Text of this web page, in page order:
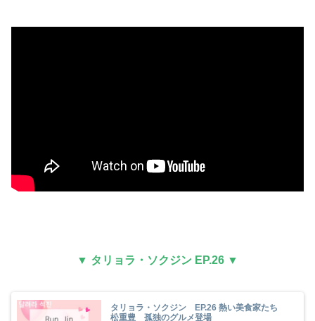
▼ タリョラ・ソクジン EP.26 ▼
タリョラ・ソクジン EP.26 熱い美食家たち
松重豊 孤独のグルメ登場